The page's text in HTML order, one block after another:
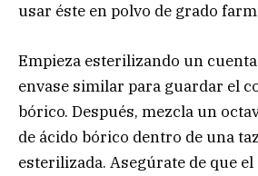
usar éste en polvo de grado
Empieza esterilizando un
envase similar para guardar el
bórico. Después, mezcla un
de ácido bórico dentro de una
esterilizada. Asegúrate de que